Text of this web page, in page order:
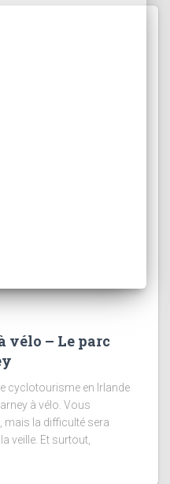
vélo – Le parc
cyclotourisme en Irlande
à vélo. Vous
mais la difficulté sera
veille. Et surtout,